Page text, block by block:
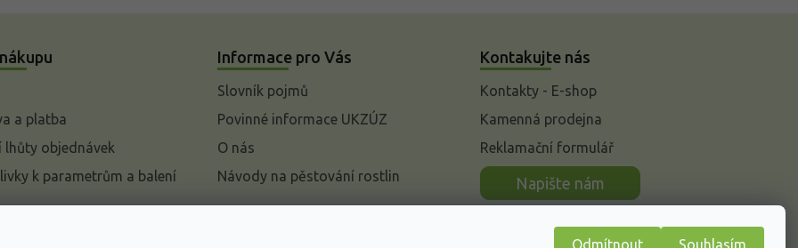
Odmítnout Souhlasím
a platba
lhůty objednávek
k parametrům a balení
Informace pro Vás
Slovník pojmů
Povinné informace UKZÚZ
O nás
Návody na pěstování rostlin
Kontakujte nás
Kontakty - E-shop
Kamenná prodejna
Reklamační formulář
Napište nám